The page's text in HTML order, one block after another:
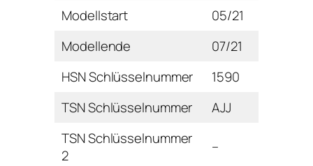
Modellstart
05/21
Modellende
07/21
HSN Schlüsselnummer
1590
TSN Schlüsselnummer
AJJ
TSN Schlüsselnummer
2
–